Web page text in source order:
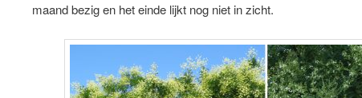
maand bezig en het einde lijkt nog niet in zicht.